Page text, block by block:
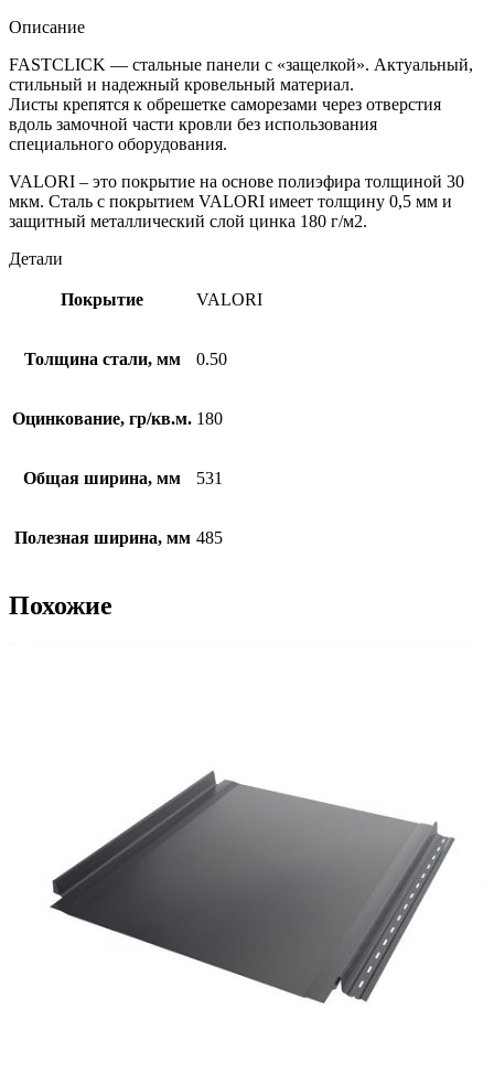
Описание
FASTCLICK — стальные панели с «защелкой». Актуальный,
стильный и надежный кровельный материал.
Листы крепятся к обрешетке саморезами через отверстия
вдоль замочной части кровли без использования
специального оборудования.
VALORI – это покрытие на основе полиэфира толщиной 30
мкм. Сталь с покрытием VALORI имеет толщину 0,5 мм и
защитный металлический слой цинка 180 г/м2.
Детали
Покрытие VALORI
Толщина стали, мм 0.50
Оцинкование, гр/кв.м. 180
Общая ширина, мм 531
Полезная ширина, мм 485
Похожие